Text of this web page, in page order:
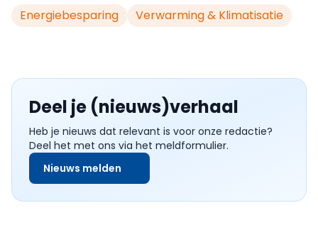
Energiebesparing
Verwarming & Klimatisatie
Deel je (nieuws)verhaal
Heb je nieuws dat relevant is voor onze redactie?
Deel het met ons via het meldformulier.
Nieuws melden